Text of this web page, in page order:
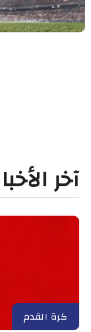
آخر
كرة القدم